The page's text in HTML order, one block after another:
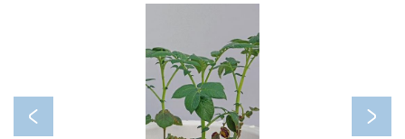
Previous Next